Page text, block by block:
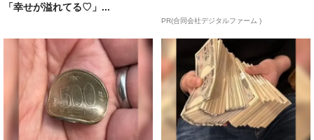
「幸せが溢れてる♡」...
PR(合同会社デジタルファーム )